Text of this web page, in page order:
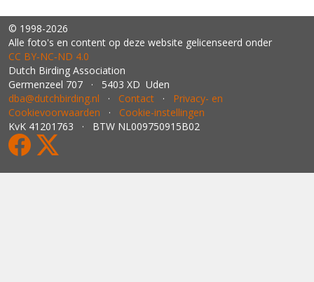
© 1998-2026
Alle foto's en content op deze website gelicenseerd onder
CC BY‑NC‑ND 4.0
Dutch Birding Association
Germenzeel 707 · 5403 XD Uden
dba@dutchbirding.nl · Contact · Privacy- en
Cookievoorwaarden · Cookie-instellingen
KvK 41201763 · BTW NL009750915B02